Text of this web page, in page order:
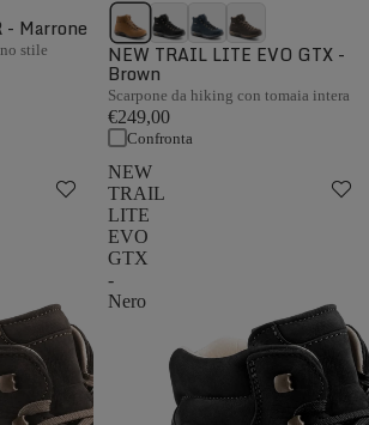
- Marrone
stile
NEW TRAIL LITE EVO GTX -
Brown
Scarpone da hiking con tomaia intera
€249,00
Confronta
NEW
TRAIL
LITE
EVO
GTX
-
Nero